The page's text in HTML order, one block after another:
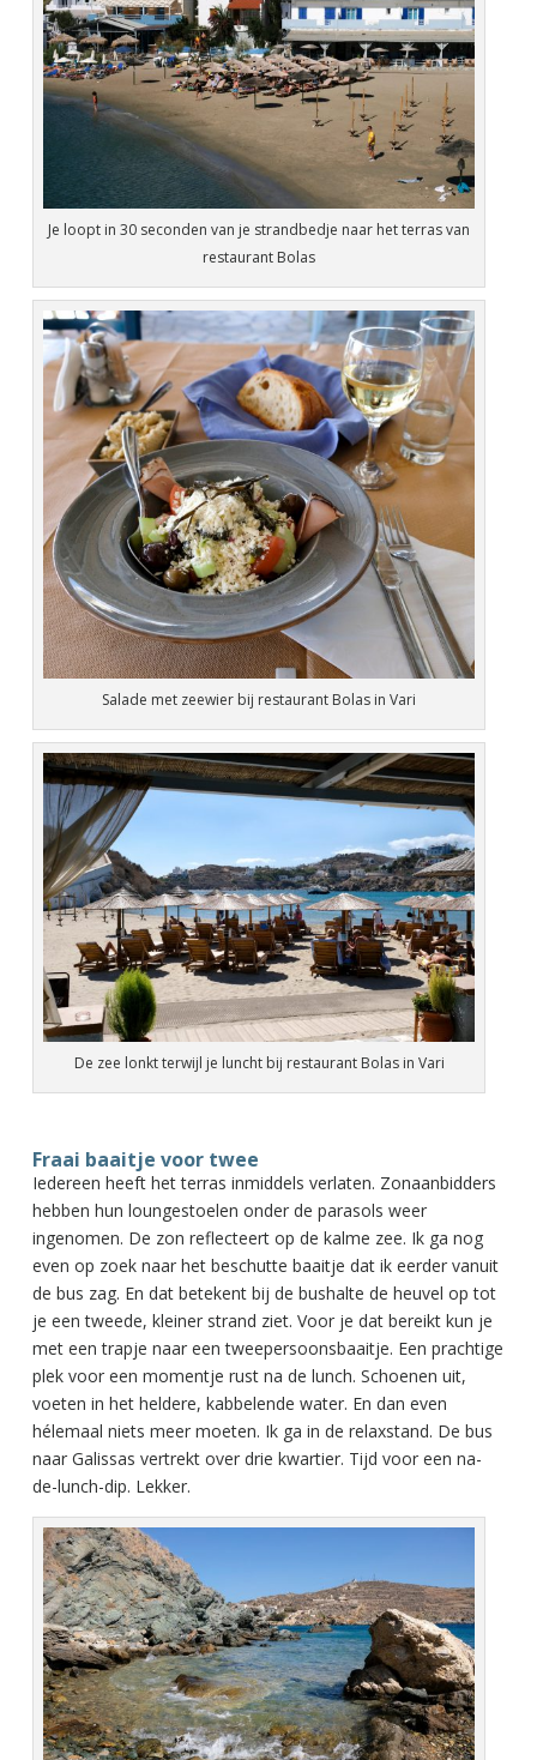
Je loopt in 30 seconden van je strandbedje naar het terras van
restaurant Bolas
Salade met zeewier bij restaurant Bolas in Vari
De zee lonkt terwijl je luncht bij restaurant Bolas in Vari
Fraai baaitje voor twee
Iedereen heeft het terras inmiddels verlaten. Zonaanbidders
hebben hun loungestoelen onder de parasols weer
ingenomen. De zon reflecteert op de kalme zee. Ik ga nog
even op zoek naar het beschutte baaitje dat ik eerder vanuit
de bus zag. En dat betekent bij de bushalte de heuvel op tot
je een tweede, kleiner strand ziet. Voor je dat bereikt kun je
met een trapje naar een tweepersoonsbaaitje. Een prachtige
plek voor een momentje rust na de lunch. Schoenen uit,
voeten in het heldere, kabbelende water. En dan even
hélemaal niets meer moeten. Ik ga in de relaxstand. De bus
naar Galissas vertrekt over drie kwartier. Tijd voor een na-
de-lunch-dip. Lekker.